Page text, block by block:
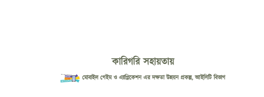
কারিগরি সহায়তায়
মোবাইল গেইম ও এ্যাপ্লিকেশন এর দক্ষতা উন্নয়ন প্রকল্প, আইসিটি বিভাগ